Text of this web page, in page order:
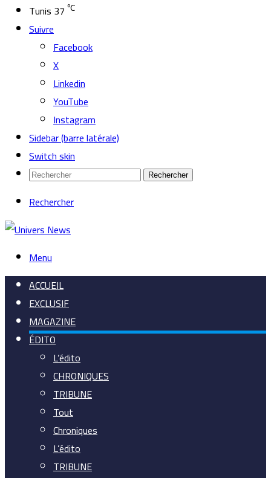
Tunis 37 ℃
Suivre
Facebook
X
Linkedin
YouTube
Instagram
Sidebar (barre latérale)
Switch skin
Rechercher
Rechercher
Menu
ACCUEIL
EXCLUSIF
MAGAZINE
ÉDITO
L’édito
CHRONIQUES
TRIBUNE
Tout
Chroniques
L’édito
TRIBUNE